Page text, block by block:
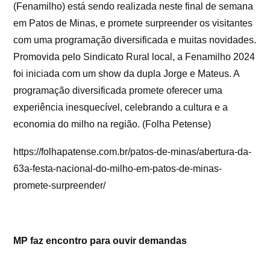
(Fenamilho) está sendo realizada neste final de semana
em Patos de Minas, e promete surpreender os visitantes
com uma programação diversificada e muitas novidades.
Promovida pelo Sindicato Rural local, a Fenamilho 2024
foi iniciada com um show da dupla Jorge e Mateus. A
programação diversificada promete oferecer uma
experiência inesquecível, celebrando a cultura e a
economia do milho na região. (Folha Petense)
https://folhapatense.com.br/patos-de-minas/abertura-da-
63a-festa-nacional-do-milho-em-patos-de-minas-
promete-surpreender/
MP faz encontro para ouvir demandas